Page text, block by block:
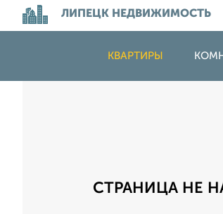
ЛИПЕЦК НЕДВИЖИМОСТЬ
КВАРТИРЫ
СТРАНИЦА НЕ